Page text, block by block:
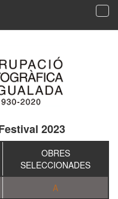
2023
OBRES
SELECCIONADES
A